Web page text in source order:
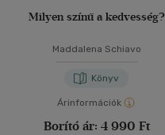
Milyen színű a kedvesség?
Maddalena Schiavo
Könyv
Árinformációk
Borító ár: 4 990 Ft